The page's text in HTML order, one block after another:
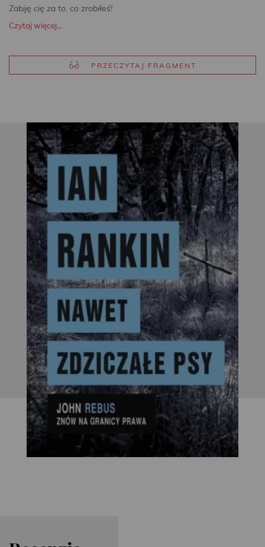
Zabiję cię za to, co zrobiłeś!
Czytaj więcej...
PRZECZYTAJ FRAGMENT